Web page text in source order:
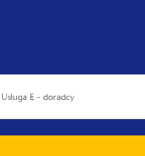
Usługa E - doradcy